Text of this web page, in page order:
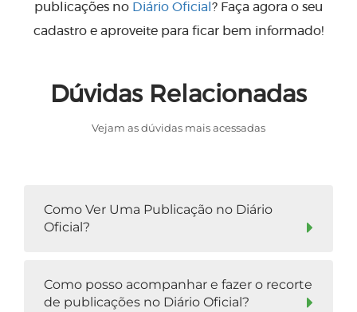
publicações no Diário Oficial ? Faça agora o seu
cadastro e aproveite para ficar bem informado!
Dúvidas Relacionadas
Vejam as dúvidas mais acessadas
Como Ver Uma Publicação no Diário
Oficial?
Como posso acompanhar e fazer o recorte
de publicações no Diário Oficial?